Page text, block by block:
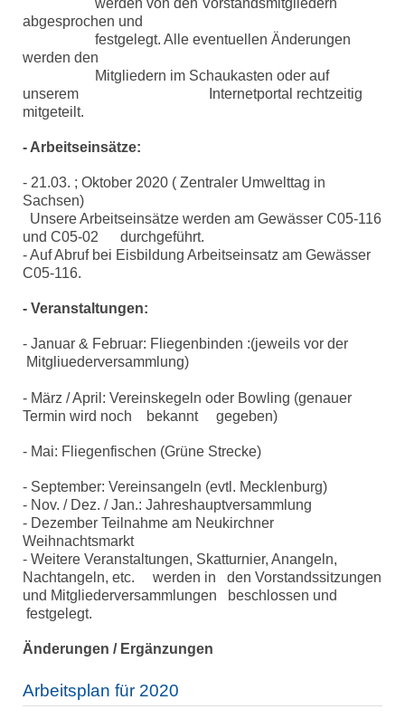
abgesprochen und
festgelegt. Alle eventuellen Änderungen
werden den
Mitgliedern im Schaukasten oder auf
unserem Internetportal rechtzeitig
mitgeteilt.
- Arbeitseinsätze:
- 21.03. ; Oktober 2020 ( Zentraler Umwelttag in
Sachsen)
Unsere Arbeitseinsätze werden am Gewässer C05-116
und C05-02 durchgeführt.
- Auf Abruf bei Eisbildung Arbeitseinsatz am Gewässer
C05-116.
- Veranstaltungen:
- Januar & Februar: Fliegenbinden :(jeweils vor der
Mitgliuederversammlung)
- März / April: Vereinskegeln oder Bowling (genauer
Termin wird noch bekannt gegeben)
- Mai: Fliegenfischen (Grüne Strecke)
- September: Vereinsangeln (evtl. Mecklenburg)
- Nov. / Dez. / Jan.: Jahreshauptversammlung
- Dezember Teilnahme am Neukirchner
Weihnachtsmarkt
- Weitere Veranstaltungen, Skatturnier, Anangeln,
Nachtangeln, etc. werden in den Vorstandssitzungen
und Mitgliederversammlungen beschlossen und
festgelegt.
Änderungen / Ergänzungen
Arbeitsplan für 2020